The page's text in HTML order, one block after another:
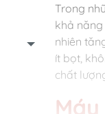
Trong
khả
nhiên
ít bọt,
chất